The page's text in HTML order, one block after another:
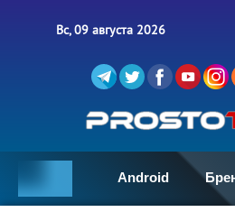
Вс, 09 августа 2026
Android